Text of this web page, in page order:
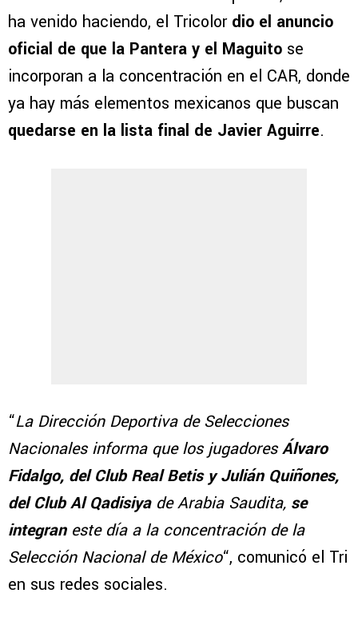
ha venido haciendo, el Tricolor dio el anuncio
oficial de que la Pantera y el Maguito se
incorporan a la concentración en el CAR, donde
ya hay más elementos mexicanos que buscan
quedarse en la lista final de Javier Aguirre.
“La Dirección Deportiva de Selecciones
Nacionales informa que los jugadoresÁlvaro
Fidalgo, del Club Real Betis y Julián Quiñones,
del Club Al Qadisiyade Arabia Saudita, se
integraneste día a la concentración de la
Selección Nacional de México“, comunicó el Tri
en sus redes sociales.